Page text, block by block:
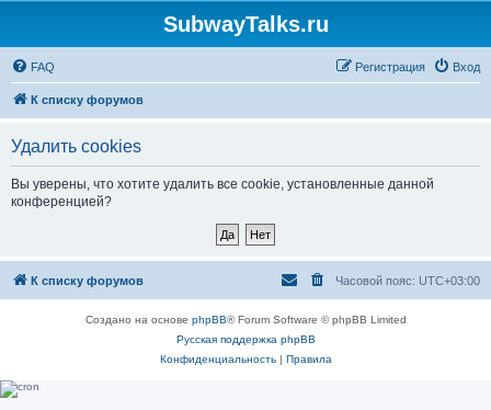
SubwayTalks.ru
FAQ Вход
Регистрация
К списку форумов
Удалить cookies
Вы уверены, что хотите удалить все cookie, установленные данной
конференцией?
К списку форумов Часовой пояс: UTC+03:00
Создано на основе phpBB® Forum Software © phpBB Limited
Русская поддержка phpBB
Конфиденциальность| Правила